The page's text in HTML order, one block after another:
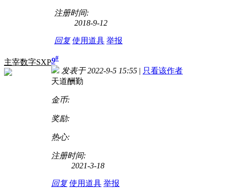
注册时间:
2018-9-12
回复 使用道具 举报
主宰数字SXP9#
发表于 2022-9-5 15:55 | 只看该作者
天道酬勤
金币:
奖励:
热心:
注册时间:
2021-3-18
回复 使用道具 举报